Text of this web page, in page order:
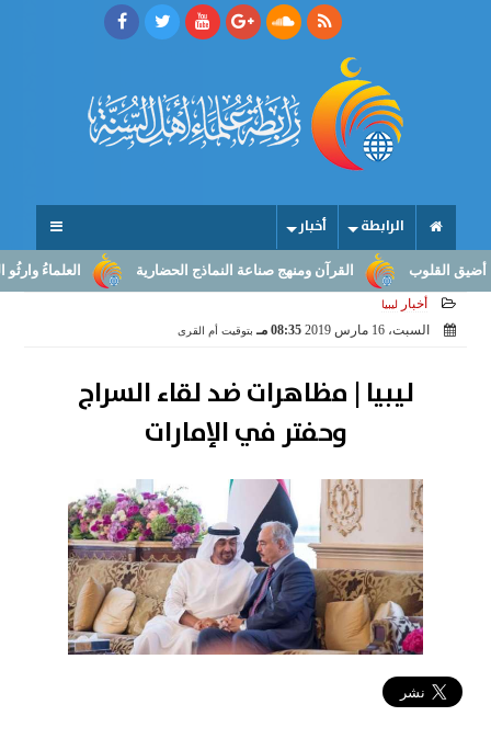
الرابطة أخبار
العلماءُ وارثُو القرآن ومنهج صناعة النماذج الحضارية
أخبار ليبيا
السبت، 16 مارس 2019 08:35 مـ بتوقيت أم القرى
ليبيا | مظاهرات ضد لقاء السراج
وحفتر في الإمارات